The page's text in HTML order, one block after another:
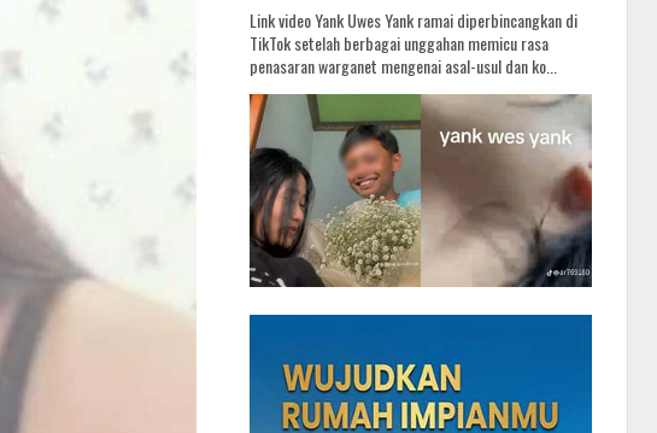
Link video Yank Uwes Yank ramai diperbincangkan di
TikTok setelah berbagai unggahan memicu rasa
penasaran warganet mengenai asal-usul dan ko...